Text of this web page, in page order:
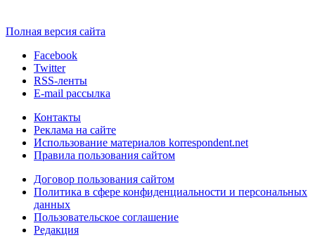
Полная версия сайта
Facebook
Twitter
RSS-ленты
E-mail рассылка
Контакты
Реклама на сайте
Использование материалов korrespondent.net
Правила пользования сайтом
Договор пользования сайтом
Политика в сфере конфиденциальности и персональных
данных
Пользовательское соглашение
Редакция